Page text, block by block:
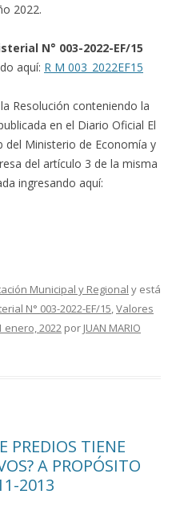
2022.
N° 003-2022-EF/15
aquí: R M 003_2022EF15
Resolución conteniendo la
en el Diario Oficial El
del Ministerio de Economía y
del artículo 3 de la misma
ingresando aquí:
Municipal y Regional y está
N° 003-2022-EF/15,Valores
enero, 2022 por JUAN MARIO
PREDIOS TIENE
A PROPÓSITO
2013